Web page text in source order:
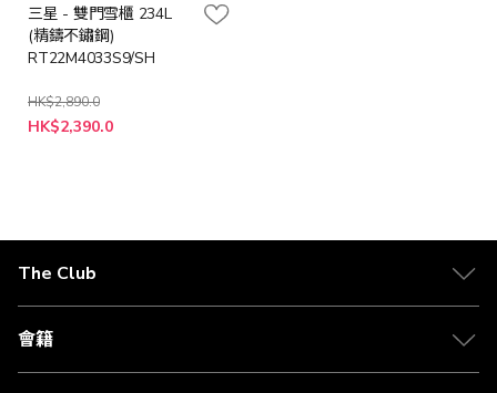
三星 - 雙門雪櫃 234L
(精鑄不鏽鋼)
RT22M4033S9/SH
HK$2,890.0
HK$2,390.0
The Club
關於 The Club
合作夥伴
會籍
會籍及專屬禮遇